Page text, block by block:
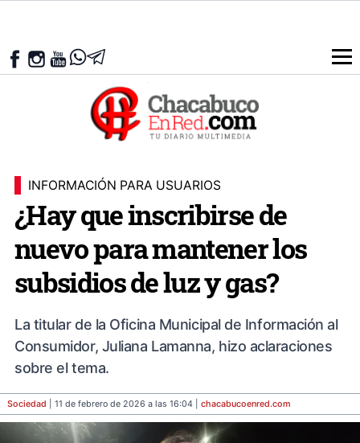
INFORMACIÓN PARA USUARIOS
¿Hay que inscribirse de
nuevo para mantener los
subsidios de luz y gas?
La titular de la Oficina Municipal de Información al
Consumidor, Juliana Lamanna, hizo aclaraciones
sobre el tema.
Sociedad | 11 de febrero de 2026 a las 16:04 | chacabucoenred.com